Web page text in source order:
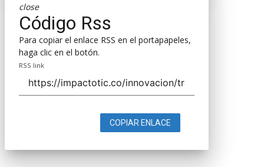
close
Código Rss
Para copiar el enlace RSS en el portapapeles,
haga clic en el botón.
RSS link
COPIAR ENLACE